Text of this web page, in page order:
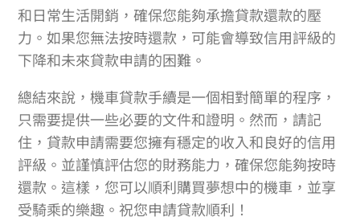
和日常生活開銷，確保您能夠承擔貸款還款的壓
力。如果您無法按時還款，可能會導致信用評級的
下降和未來貸款申請的困難。
總結來說，機車貸款手續是一個相對簡單的程序，
只需要提供一些必要的文件和證明。然而，請記
住，貸款申請需要您擁有穩定的收入和良好的信用
評級。並謹慎評估您的財務能力，確保您能夠按時
還款。這樣，您可以順利購買夢想中的機車，並享
受騎乘的樂趣。祝您申請貸款順利！